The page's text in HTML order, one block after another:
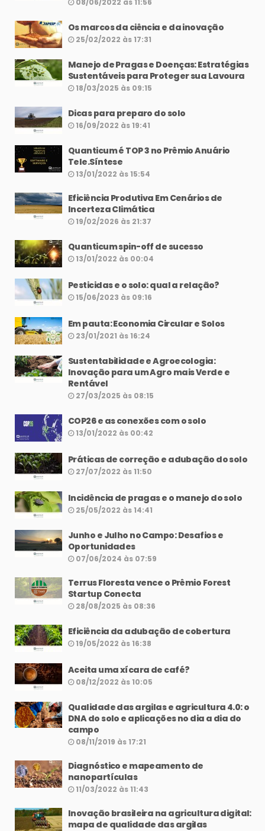
08/06/2022 às 11:56
Os marcos da ciência e da inovação
25/02/2022 às 17:31
Manejo de Pragas e Doenças: Estratégias
Sustentáveis para Proteger sua Lavoura
18/03/2025 às 09:15
Dicas para preparo do solo
16/09/2022 às 19:41
Quanticum é TOP 3 no Prêmio Anuário
Tele.Síntese
13/01/2022 às 15:54
Eficiência Produtiva Em Cenários de
Incerteza Climática
19/02/2026 às 21:37
Quanticum spin-off de sucesso
13/01/2022 às 00:04
Pesticidas e o solo: qual a relação?
15/06/2023 às 09:16
Em pauta: Economia Circular e Solos
23/01/2021 às 16:24
Sustentabilidade e Agroecologia:
Inovação para um Agro mais Verde e
Rentável
27/03/2025 às 08:15
COP26 e as conexões com o solo
13/01/2022 às 00:42
Práticas de correção e adubação do solo
27/07/2022 às 11:50
Incidência de pragas e o manejo do solo
25/05/2022 às 14:41
Junho e Julho no Campo: Desafios e
Oportunidades
07/06/2024 às 07:59
Terrus Floresta vence o Prêmio Forest
Startup Conecta
28/08/2025 às 08:36
Eficiência da adubação de cobertura
19/05/2022 às 16:38
Aceita uma xícara de café?
08/12/2022 às 10:05
Qualidade das argilas e agricultura 4.0: o
DNA do solo e aplicações no dia a dia do
campo
08/11/2019 às 17:21
Diagnóstico e mapeamento de
nanopartículas
11/03/2022 às 11:43
Inovação brasileira na agricultura digital:
mapa de qualidade das argilas